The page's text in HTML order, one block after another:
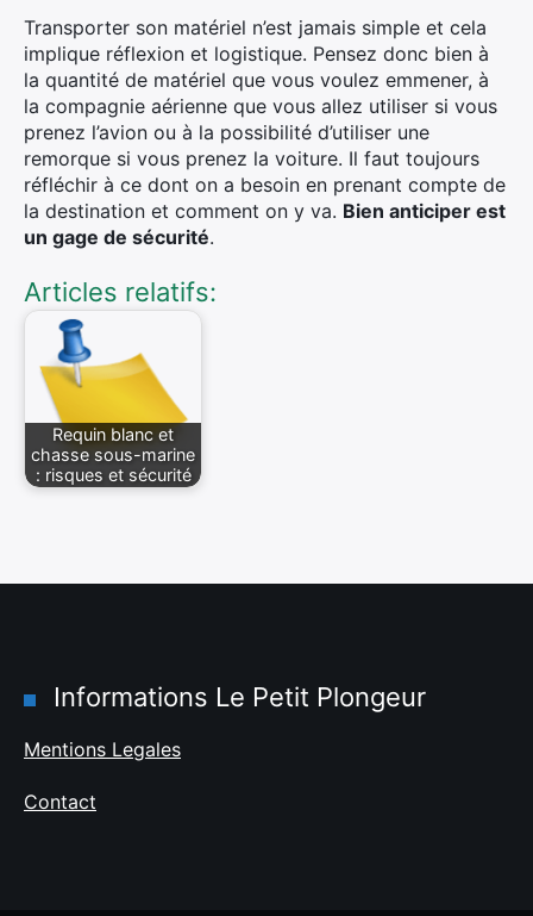
Transporter son matériel n’est jamais simple et cela
implique réflexion et logistique. Pensez donc bien à
la quantité de matériel que vous voulez emmener, à
la compagnie aérienne que vous allez utiliser si vous
prenez l’avion ou à la possibilité d’utiliser une
remorque si vous prenez la voiture. Il faut toujours
réfléchir à ce dont on a besoin en prenant compte de
la destination et comment on y va. Bien anticiper est
un gage de sécurité.
Articles relatifs:
Requin blanc et
chasse sous-marine
: risques et sécurité
Informations Le Petit Plongeur
Mentions Legales
Contact